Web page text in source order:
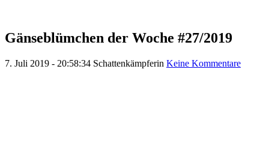
Gänseblümchen der Woche #27/2019
7. Juli 2019 - 20:58:34 Schattenkämpferin Keine Kommentare